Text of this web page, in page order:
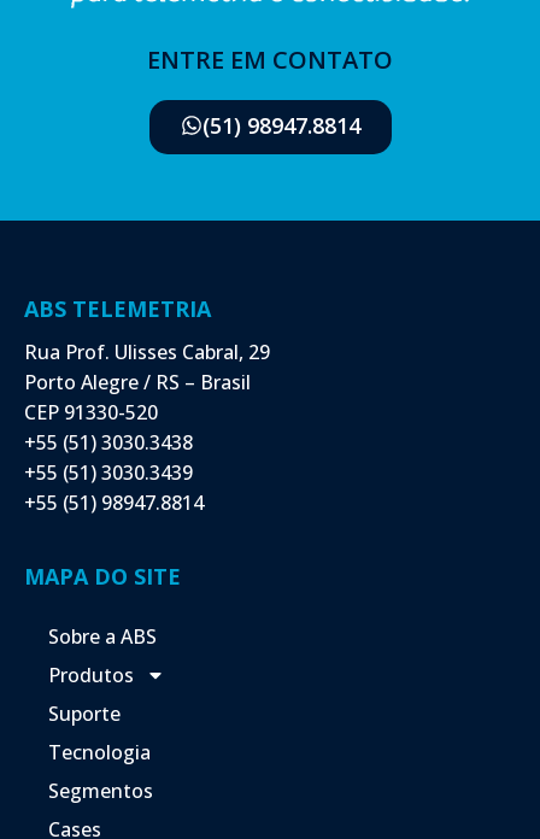
ENTRE EM CONTATO
(51) 98947.8814
ABS TELEMETRIA
Rua Prof. Ulisses Cabral, 29
Porto Alegre / RS – Brasil
CEP 91330-520
+55 (51) 3030.3438
+55 (51) 3030.3439
+55 (51) 98947.8814
MAPA DO SITE
Sobre a ABS
Produtos
Suporte
Tecnologia
Segmentos
Cases